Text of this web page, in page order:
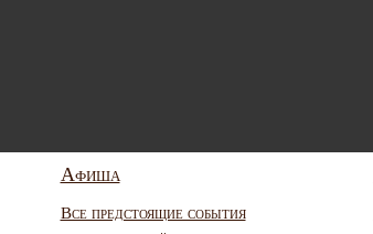
Афиша
Все предстоящие события